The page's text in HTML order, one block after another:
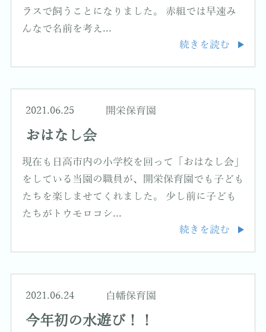
ラスで飼うことになりました。 赤組では早速み
んなで名前を考え...
続きを読む
2021.06.25 開栄保育園
おはなし会
現在も日高市内の小学校を回って「おはなし会」
をしている当園の職員が、開栄保育園でも子ども
たちを楽しませてくれました。 少し前に子ども
たちがトウモロコシ...
続きを読む
2021.06.24 白幡保育園
今年初の水遊び！！